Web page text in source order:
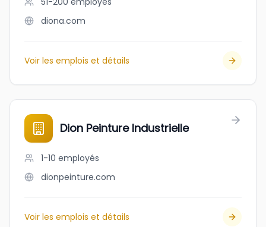
diona.com
Voir les emplois et détails
Dion Peinture Industrielle
1-10 employés
dionpeinture.com
Voir les emplois et détails